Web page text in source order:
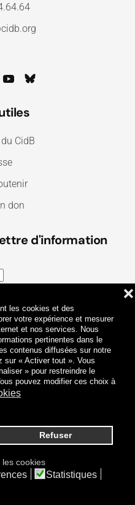
les cookies et des
votre expérience et mesurer
et nos services. Nous
pertinentes dans le
contenus diffusées sur notre
sur « Activer tout ». Vous
» pour restreindre le
pouvez modifier ces choix à
Refuser
❌
cookies
Statistiques
CidB
don
d'information
et conditionset la
droits réservés.